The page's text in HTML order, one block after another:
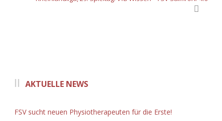
AKTUELLE NEWS
FSV sucht neuen Physiotherapeuten für die Erste!